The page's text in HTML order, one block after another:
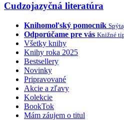
Cudzojazyčná literatúra
Knihomoľský pomocník
Odporúčame pre vás Knižné
Všetky knihy
Knihy roka 2025
Bestsellery
Novinky
Pripravované
Akcie a zľavy
Kolekcie
BookTok
Mám záujem o titul